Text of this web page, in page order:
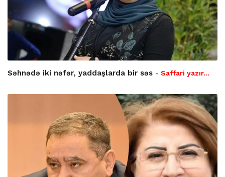
Səhnədə iki nəfər, yaddaşlarda bir səs - Saffari yazır…